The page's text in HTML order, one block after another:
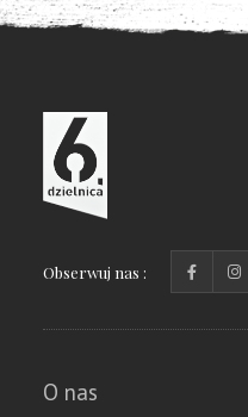
Obserwuj nas :
O nas